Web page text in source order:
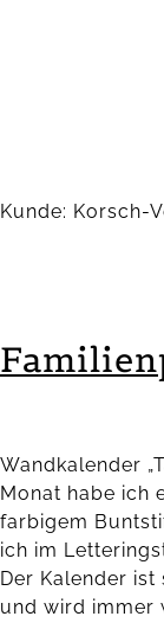
Kunde: Korsch-
Wandkalender
Monat habe ich
farbigem
ich im
Der Kalender ist
und wird immer